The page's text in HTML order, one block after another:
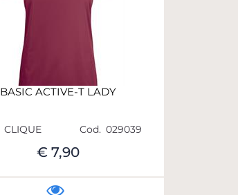
BASIC ACTIVE-T LADY
CLIQUE Cod. 029039
€ 7,90